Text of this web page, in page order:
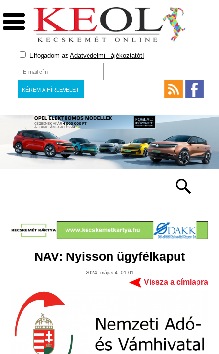
Elfogadom az Adatvédelmi Tájékoztatót!
NAV: Nyisson ügyfélkaput
2024. május 4. 01:01
Vissza a címlapra